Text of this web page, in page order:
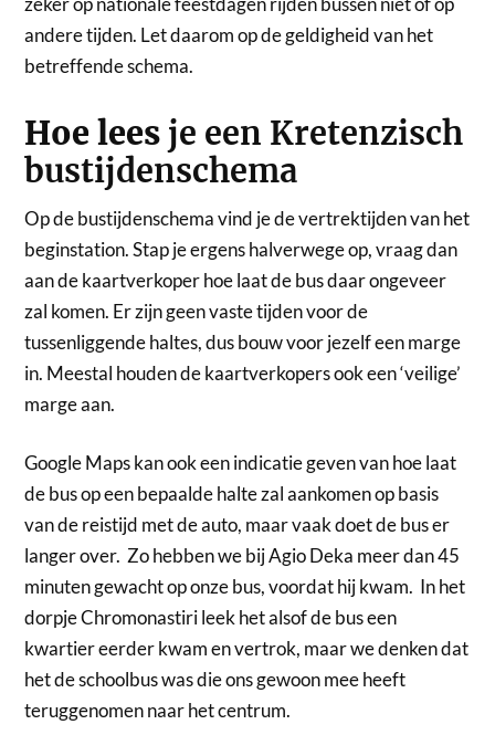
andere tijden. Let daarom op de geldigheid van het
betreffende schema.
Hoe lees je een Kretenzisch
bustijdenschema
Op de bustijdenschema vind je de vertrektijden van het
beginstation. Stap je ergens halverwege op, vraag dan
aan de kaartverkoper hoe laat de bus daar ongeveer
zal komen. Er zijn geen vaste tijden voor de
tussenliggende haltes, dus bouw voor jezelf een marge
in. Meestal houden de kaartverkopers ook een ‘veilige’
marge aan.
Google Maps kan ook een indicatie geven van hoe laat
de bus op een bepaalde halte zal aankomen op basis
van de reistijd met de auto, maar vaak doet de bus er
langer over. Zo hebben we bij Agio Deka meer dan 45
minuten gewacht op onze bus, voordat hij kwam. In het
dorpje Chromonastiri leek het alsof de bus een
kwartier eerder kwam en vertrok, maar we denken dat
het de schoolbus was die ons gewoon mee heeft
teruggenomen naar het centrum.